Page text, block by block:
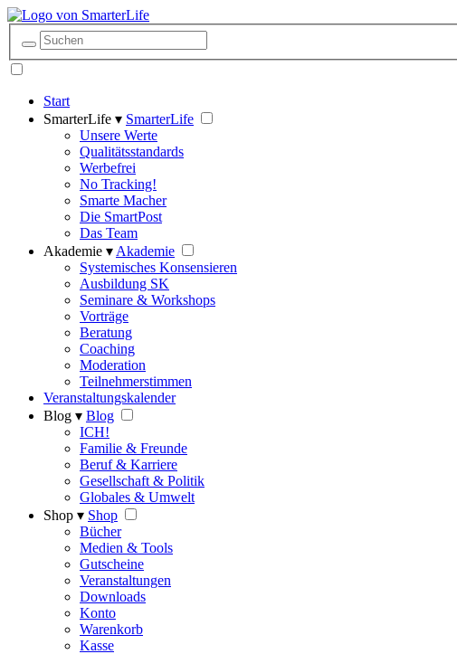
Start
SmarterLife ▾ SmarterLife
Unsere Werte
Qualitätsstandards
Werbefrei
No Tracking!
Smarte Macher
Die SmartPost
Das Team
Akademie ▾ Akademie
Systemisches Konsensieren
Ausbildung SK
Seminare & Workshops
Vorträge
Beratung
Coaching
Moderation
Teilnehmerstimmen
Veranstaltungskalender
Blog ▾ Blog
ICH!
Familie & Freunde
Beruf & Karriere
Gesellschaft & Politik
Globales & Umwelt
Shop ▾ Shop
Bücher
Medien & Tools
Gutscheine
Veranstaltungen
Downloads
Konto
Warenkorb
Kasse